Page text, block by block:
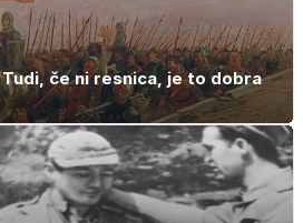
če ni resnica, je to dobra